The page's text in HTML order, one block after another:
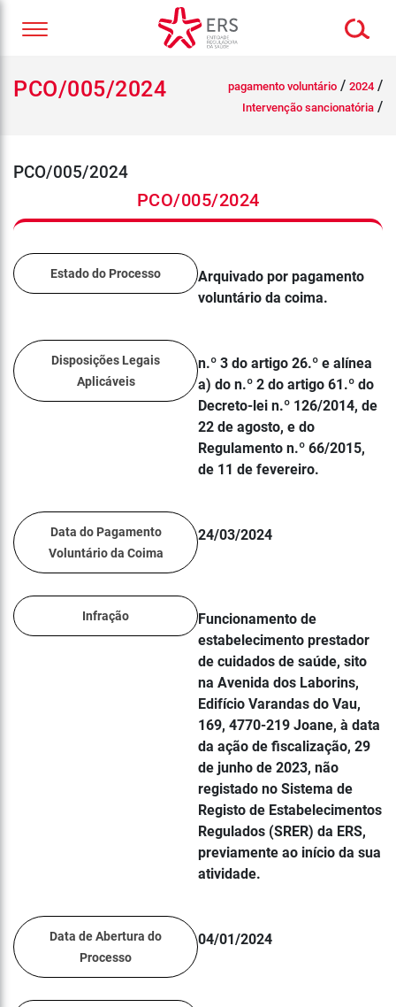
PCO/005/2024 pagamento voluntário / 2024 /
Intervenção sancionatória /
PCO/005/2024
PCO/005/2024
Estado do Processo
Arquivado por pagamento
voluntário da coima.
Disposições Legais
Aplicáveis
n.º 3 do artigo 26.º e alínea
a) do n.º 2 do artigo 61.º do
Decreto-lei n.º 126/2014, de
22 de agosto, e do
Regulamento n.º 66/2015,
de 11 de fevereiro.
Data do Pagamento
Voluntário da Coima
24/03/2024
Infração
Funcionamento de
estabelecimento prestador
de cuidados de saúde, sito
na Avenida dos Laborins,
Edifício Varandas do Vau,
169, 4770-219 Joane, à data
da ação de fiscalização, 29
de junho de 2023, não
registado no Sistema de
Registo de Estabelecimentos
Regulados (SRER) da ERS,
previamente ao início da sua
atividade.
Data de Abertura do
Processo
04/01/2024